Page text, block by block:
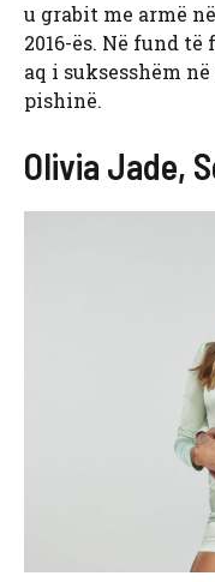
u grabit me armë
2016-ës. Në fund
aq i suksesshëm
pishinë.
Olivia Jade,